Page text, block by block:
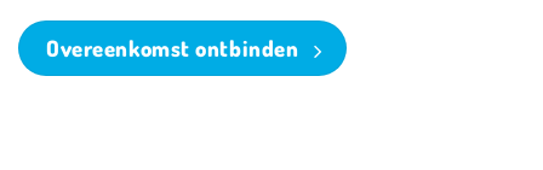
Overeenkomst ontbinden